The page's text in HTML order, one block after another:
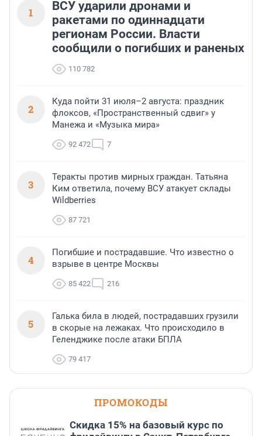
1
ВСУ ударили дронами и
ракетами по одиннадцати
регионам России. Власти
сообщили о погибших и раненых
110 782
2
Куда пойти 31 июля–2 августа: праздник
флоксов, «Пространственный сдвиг» у
Манежа и «Музыка мира»
92 472 7
3
Теракты против мирных граждан. Татьяна
Ким ответила, почему ВСУ атакует склады
Wildberries
87 721
4
Погибшие и пострадавшие. Что известно о
взрыве в центре Москвы
85 422 216
5
Галька била в людей, пострадавших грузили
в скорые на лежаках. Что происходило в
Геленджике после атаки БПЛА
79 417
ПРОМОКОДЫ
Скидка 15% на базовый курс по